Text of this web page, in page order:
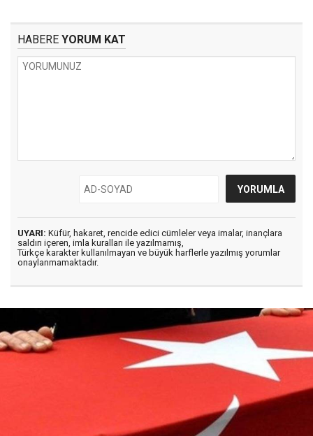
HABERE YORUM KAT
UYARI: Küfür, hakaret, rencide edici cümleler veya imalar, inançlara
saldırı içeren, imla kuralları ile yazılmamış,
Türkçe karakter kullanılmayan ve büyük harflerle yazılmış yorumlar
onaylanmamaktadır.